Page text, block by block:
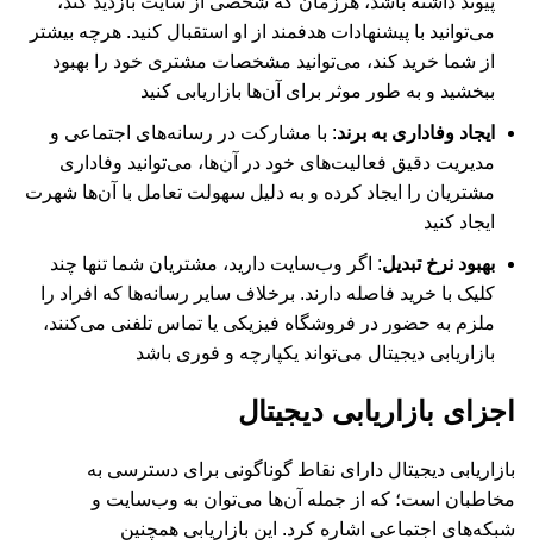
می‌توانید با پیشنهادات هدفمند از او استقبال کنید. هرچه بیشتر
از شما خرید کند، می‌توانید مشخصات مشتری خود را بهبود
ببخشید و به طور موثر برای آن‌ها بازاریابی کنید
ایجاد وفاداری به برند: با مشارکت در رسانه‌های اجتماعی و
مدیریت دقیق فعالیت‌های خود در آن‌ها، می‌توانید وفاداری
مشتریان را ایجاد کرده و به دلیل سهولت تعامل با آن‌ها شهرت
ایجاد کنید
بهبود نرخ تبدیل: اگر وب‌سایت دارید، مشتریان شما تنها چند
کلیک با خرید فاصله دارند. برخلاف سایر رسانه‌ها که افراد را
ملزم به حضور در فروشگاه فیزیکی یا تماس تلفنی می‌کنند،
بازاریابی دیجیتال می‌تواند یکپارچه و فوری باشد
اجزای بازاریابی دیجیتال
بازاریابی دیجیتال دارای نقاط گوناگونی برای دسترسی به
مخاطبان است؛ که از جمله آن‌ها می‌توان به وب‌سایت و
شبکه‌های اجتماعی اشاره کرد. این بازاریابی همچنین